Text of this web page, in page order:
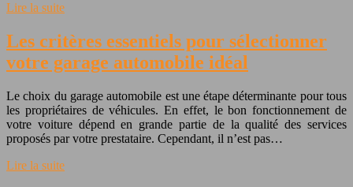
Lire la suite
Les critères essentiels pour sélectionner
votre garage automobile idéal
Le choix du garage automobile est une étape déterminante pour tous
les propriétaires de véhicules. En effet, le bon fonctionnement de
votre voiture dépend en grande partie de la qualité des services
proposés par votre prestataire. Cependant, il n’est pas…
Lire la suite